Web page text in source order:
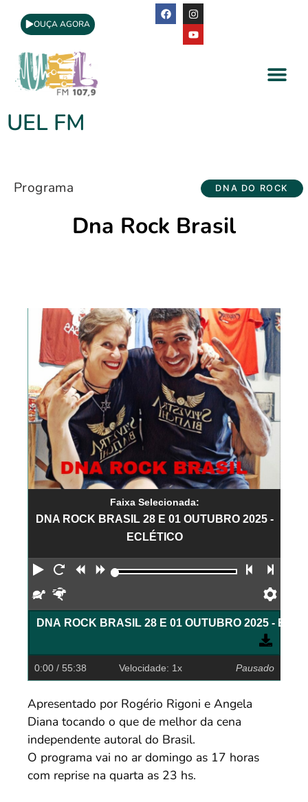
OUÇA AGORA
UEL FM
Programa DNA DO ROCK
Dna Rock Brasil
Faixa Selecionada:
DNA ROCK BRASIL 28 E 01 OUTUBRO 2025 -
ECLÉTICO
Reproduzir
Reiniciar
Retroceder
Avançar Faixa
Devagar
DNA ROCK BRASIL 28 E 01
0:00 / 55:38 Velocidade: 1x Pausado
Apresentado por Rogério Rigoni e Angela
Diana tocando o que de melhor da cena
independente autoral do Brasil.
O programa vai no ar domingo as 17 horas
com reprise na quarta as 23 hs.